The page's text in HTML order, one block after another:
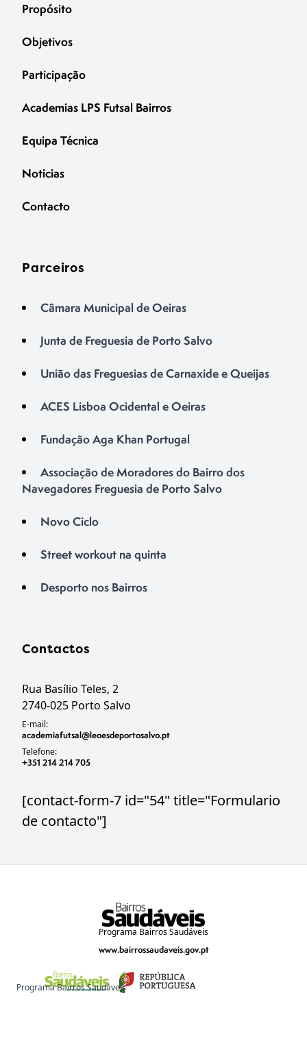
Programa Bairros Saudáveis
Propósito
Objetivos
Participação
Academias LPS Futsal Bairros
Equipa Técnica
Noticias
Contacto
Parceiros
Câmara Municipal de Oeiras
Junta de Freguesia de Porto Salvo
União das Freguesias de Carnaxide e Queijas
ACES Lisboa Ocidental e Oeiras
Fundação Aga Khan Portugal
Associação de Moradores do Bairro dos
Navegadores Freguesia de Porto Salvo
Novo Ciclo
Street workout na quinta
Desporto nos Bairros
Contactos
Rua Basílio Teles, 2
2740-025 Porto Salvo
E-mail:
academiafutsal@leoesdeportosalvo.pt
Telefone:
+351 214 214 705
[contact-form-7 id="54" title="Formulario
de contacto"]
Programa Bairros Saudáveis
www.bairrossaudaveis.gov.pt